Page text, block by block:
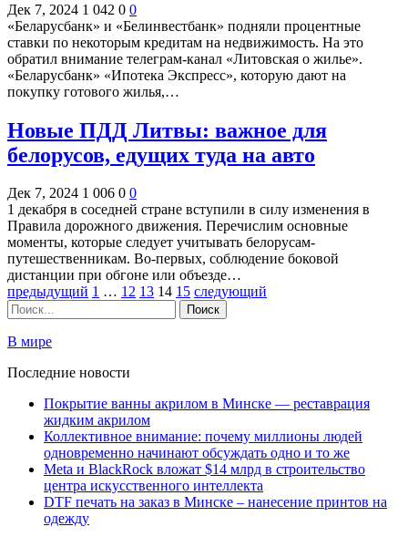
Дек 7, 2024 1 042 0 0
«Беларусбанк» и «Белинвестбанк» подняли процентные
ставки по некоторым кредитам на недвижимость. На это
обратил внимание телеграм-канал «Литовская о жилье».
«Беларусбанк» «Ипотека Экспресс», которую дают на
покупку готового жилья,…
Новые ПДД Литвы: важное для
белорусов, едущих туда на авто
Дек 7, 2024 1 006 0 0
1 декабря в соседней стране вступили в силу изменения в
Правила дорожного движения. Перечислим основные
моменты, которые следует учитывать белорусам-
путешественникам. Во-первых, соблюдение боковой
дистанции при обгоне или объезде…
предыдущий 1 … 12 13 14 15 следующий
В мире
Последние новости
Покрытие ванны акрилом в Минске — реставрация
жидким акрилом
Коллективное внимание: почему миллионы людей
одновременно начинают обсуждать одно и то же
Meta и BlackRock вложат $14 млрд в строительство
центра искусственного интеллекта
DTF печать на заказ в Минске – нанесение принтов на
одежду